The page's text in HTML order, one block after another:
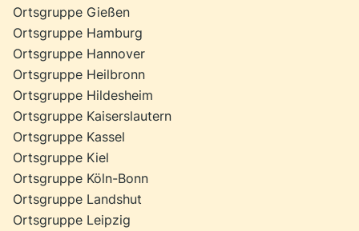
Ortsgruppe Gießen
Ortsgruppe Hamburg
Ortsgruppe Hannover
Ortsgruppe Heilbronn
Ortsgruppe Hildesheim
Ortsgruppe Kaiserslautern
Ortsgruppe Kassel
Ortsgruppe Kiel
Ortsgruppe Köln-Bonn
Ortsgruppe Landshut
Ortsgruppe Leipzig